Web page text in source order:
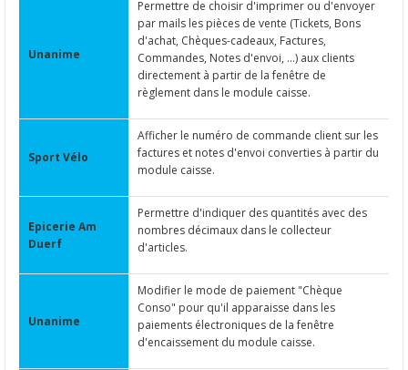
Unanime
Permettre de choisir d'imprimer ou d'envoyer
par mails les pièces de vente (Tickets, Bons
d'achat, Chèques-cadeaux, Factures,
Commandes, Notes d'envoi, ...) aux clients
directement à partir de la fenêtre de
règlement dans le module caisse.
Sport Vélo
Afficher le numéro de commande client sur les
factures et notes d'envoi converties à partir du
module caisse.
Epicerie Am
Duerf
Permettre d'indiquer des quantités avec des
nombres décimaux dans le collecteur
d'articles.
Unanime
Modifier le mode de paiement "Chèque
Conso" pour qu'il apparaisse dans les
paiements électroniques de la fenêtre
d'encaissement du module caisse.